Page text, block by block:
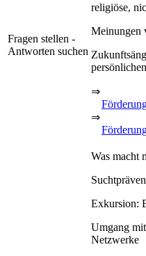
Fragen stellen -
Antworten suchen
religiöse,
Meinungen
⇒
⇒
Was macht
Exkursion:
Umgang
Netzwerke